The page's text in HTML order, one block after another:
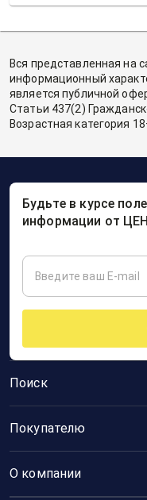
Вся представленная на
информационный
является публичной
Статьи 437(2)
Возрастная категория
Поиск
Покупателю
О компании
Будьте в курсе
информации от